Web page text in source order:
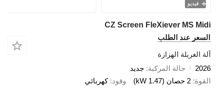
فيديو
CZ Screen FleXiever MS
عند الطلب
الغربلة الهزازة
حالة المركبة جديد
2 حصان (1.47 kW) وقود كهربائي